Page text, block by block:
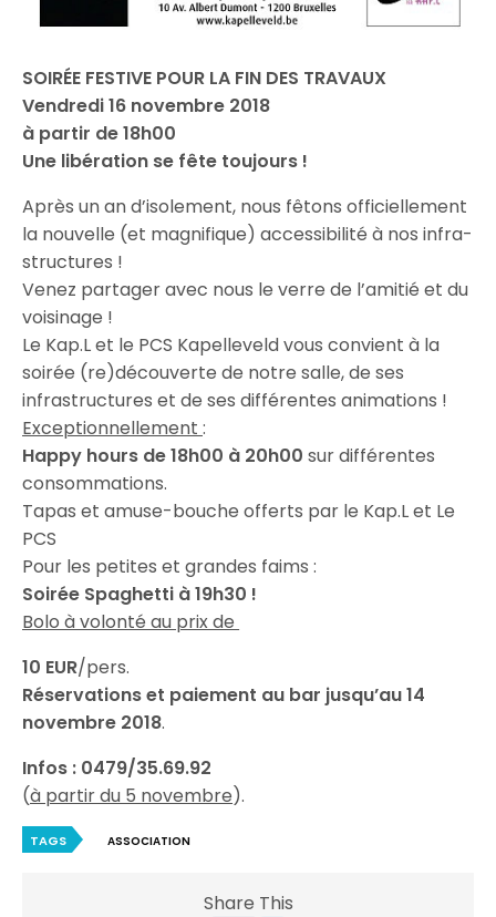
SOIRÉE FESTIVE POUR LA FIN DES TRAVAUX
Vendredi 16 novembre 2018
à partir de 18h00
Une libération se fête toujours !
Après un an d’isolement, nous fêtons officiellement
la nouvelle (et magnifique) accessibilité à nos infra-
structures !
Venez partager avec nous le verre de l’amitié et du
voisinage !
Le Kap.L et le PCS Kapelleveld vous convient à la
soirée (re)découverte de notre salle, de ses
infrastructures et de ses différentes animations !
Exceptionnellement :
Happy hours de 18h00 à 20h00 sur différentes
consommations.
Tapas et amuse-bouche offerts par le Kap.L et Le
PCS
Pour les petites et grandes faims :
Soirée Spaghetti à 19h30 !
Bolo à volonté au prix de
10 EUR/pers.
Réservations et paiement au bar jusqu’au 14
novembre 2018.
Infos : 0479/35.69.92
(à partir du 5 novembre).
TAGS ASSOCIATION
Share This